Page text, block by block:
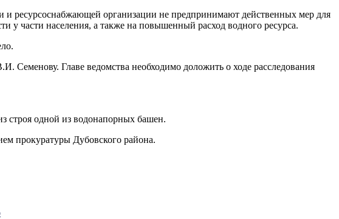
ресурсоснабжающей организации не предпринимают действенных мер для
у части населения, а также на повышенный расход водного ресурса.
Семенову. Главе ведомства необходимо доложить о ходе расследования
строя одной из водонапорных башен.
прокуратуры Дубовского района.